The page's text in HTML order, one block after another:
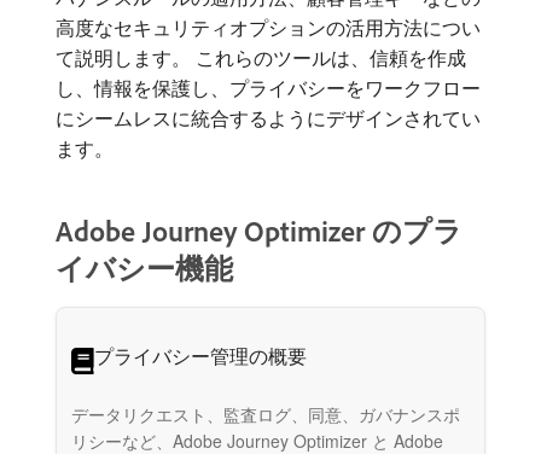
高度なセキュリティオプションの活用方法につい
て説明します。 これらのツールは、信頼を作成
し、情報を保護し、プライバシーをワークフロー
にシームレスに統合するようにデザインされてい
ます。
Adobe Journey Optimizer のプラ
イバシー機能
プライバシー管理の概要
データリクエスト、監査ログ、同意、ガバナンスポ
リシーなど、Adobe Journey Optimizer と Adobe